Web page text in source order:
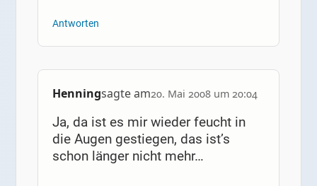
Antworten
Henningsagte am20. Mai 2008 um 20:04
Ja, da ist es mir wieder feucht in
die Augen gestiegen, das ist’s
schon länger nicht mehr…